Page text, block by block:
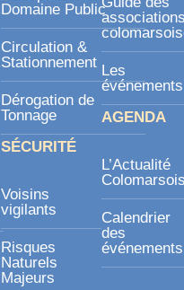
Domaine Public
Circulation &
Stationnement
Dérogation de
Tonnage
SÉCURITÉ
Voisins
vigilants
Risques
Naturels
Majeurs
Les
événements
AGENDA
L’Actualité
Calendrier
des
événements